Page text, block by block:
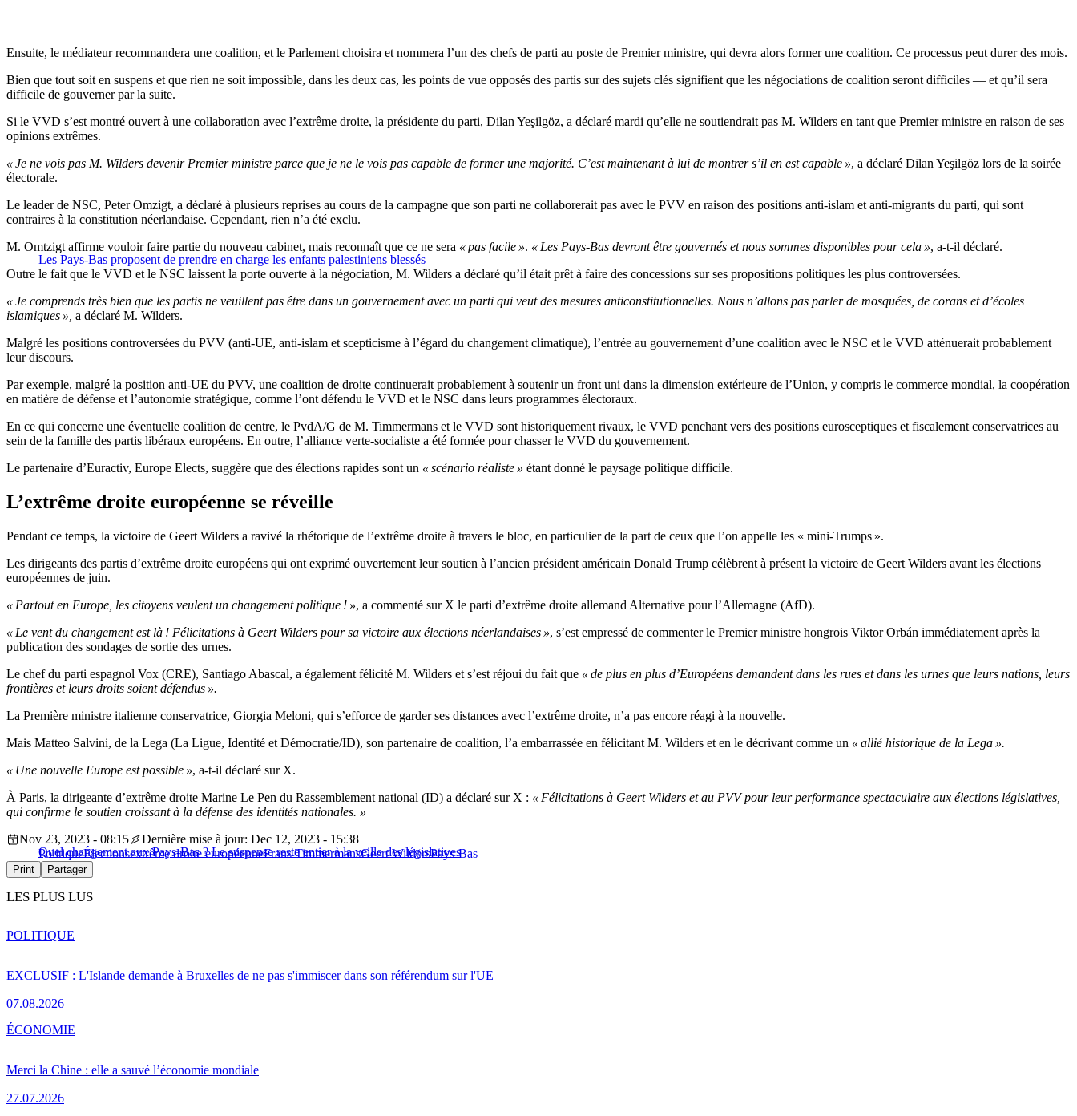
Ensuite, le médiateur recommandera une coalition, et le Parlement choisira et nommera l’un des chefs de parti au poste de Premier ministre, qui devra alors former une coalition. Ce processus peut durer des mois.
Bien que tout soit en suspens et que rien ne soit impossible, dans les deux cas, les points de vue opposés des partis sur des sujets clés signifient que les négociations de coalition seront difficiles — et qu’il sera
difficile de gouverner par la suite.
Si le VVD s’est montré ouvert à une collaboration avec l’extrême droite, la présidente du parti, Dilan Yeşilgöz, a déclaré mardi qu’elle ne soutiendrait pas M. Wilders en tant que Premier ministre en raison de ses
opinions extrêmes.
« Je ne vois pas M. Wilders devenir Premier ministre parce que je ne le vois pas capable de former une majorité. C’est maintenant à lui de montrer s’il en est capable », a déclaré Dilan Yeşilgöz lors de la soirée
électorale.
Le leader de NSC, Peter Omzigt, a déclaré à plusieurs reprises au cours de la campagne que son parti ne collaborerait pas avec le PVV en raison des positions anti-islam et anti-migrants du parti, qui sont
contraires à la constitution néerlandaise. Cependant, rien n’a été exclu.
Les Pays-Bas proposent de prendre en charge les enfants palestiniens blessés
M. Omtzigt affirme vouloir faire partie du nouveau cabinet, mais reconnaît que ce ne sera « pas facile ». « Les Pays-Bas devront être gouvernés et nous sommes disponibles pour cela », a-t-il déclaré.
Outre le fait que le VVD et le NSC laissent la porte ouverte à la négociation, M. Wilders a déclaré qu’il était prêt à faire des concessions sur ses propositions politiques les plus controversées.
« Je comprends très bien que les partis ne veuillent pas être dans un gouvernement avec un parti qui veut des mesures anticonstitutionnelles. Nous n’allons pas parler de mosquées, de corans et d’écoles
islamiques », a déclaré M. Wilders.
Malgré les positions controversées du PVV (anti-UE, anti-islam et scepticisme à l’égard du changement climatique), l’entrée au gouvernement d’une coalition avec le NSC et le VVD atténuerait probablement
leur discours.
Par exemple, malgré la position anti-UE du PVV, une coalition de droite continuerait probablement à soutenir un front uni dans la dimension extérieure de l’Union, y compris le commerce mondial, la coopération
en matière de défense et l’autonomie stratégique, comme l’ont défendu le VVD et le NSC dans leurs programmes électoraux.
En ce qui concerne une éventuelle coalition de centre, le PvdA/G de M. Timmermans et le VVD sont historiquement rivaux, le VVD penchant vers des positions eurosceptiques et fiscalement conservatrices au
sein de la famille des partis libéraux européens. En outre, l’alliance verte-socialiste a été formée pour chasser le VVD du gouvernement.
Le partenaire d’Euractiv, Europe Elects, suggère que des élections rapides sont un « scénario réaliste » étant donné le paysage politique difficile.
L’extrême droite européenne se réveille
Pendant ce temps, la victoire de Geert Wilders a ravivé la rhétorique de l’extrême droite à travers le bloc, en particulier de la part de ceux que l’on appelle les « mini-Trumps ».
Les dirigeants des partis d’extrême droite européens qui ont exprimé ouvertement leur soutien à l’ancien président américain Donald Trump célèbrent à présent la victoire de Geert Wilders avant les élections
européennes de juin.
« Partout en Europe, les citoyens veulent un changement politique ! », a commenté sur X le parti d’extrême droite allemand Alternative pour l’Allemagne (AfD).
« Le vent du changement est là ! Félicitations à Geert Wilders pour sa victoire aux élections néerlandaises », s’est empressé de commenter le Premier ministre hongrois Viktor Orbán immédiatement après la
publication des sondages de sortie des urnes.
Le chef du parti espagnol Vox (CRE), Santiago Abascal, a également félicité M. Wilders et s’est réjoui du fait que « de plus en plus d’Européens demandent dans les rues et dans les urnes que leurs nations, leurs
frontières et leurs droits soient défendus ».
La Première ministre italienne conservatrice, Giorgia Meloni, qui s’efforce de garder ses distances avec l’extrême droite, n’a pas encore réagi à la nouvelle.
Mais Matteo Salvini, de la Lega (La Ligue, Identité et Démocratie/ID), son partenaire de coalition, l’a embarrassée en félicitant M. Wilders et en le décrivant comme un « allié historique de la Lega ».
« Une nouvelle Europe est possible », a-t-il déclaré sur X.
À Paris, la dirigeante d’extrême droite Marine Le Pen du Rassemblement national (ID) a déclaré sur X : « Félicitations à Geert Wilders et au PVV pour leur performance spectaculaire aux élections législatives,
qui confirme le soutien croissant à la défense des identités nationales. »
Quel changement aux Pays-Bas ? Le suspense reste entier à la veille des législatives
Nov 23, 2023 - 08:15
Dernière mise à jour: Dec 12, 2023 - 15:38
PolitiqueÉlectionsextrême droite européenneFrans TimmermansGeert WildersPays-Bas
Print Partager
LES PLUS LUS
EXCLUSIF : L'Islande demande à Bruxelles de ne pas s'immiscer dans son référendum sur l'UE
07.08.2026
POLITIQUE
Merci la Chine : elle a sauvé l’économie mondiale
27.07.2026
ÉCONOMIE